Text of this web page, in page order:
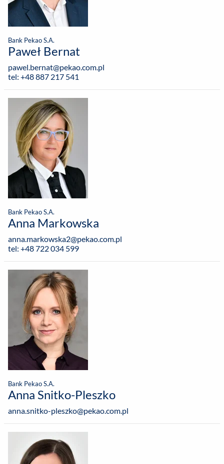
Bank Pekao S.A.
Paweł Bernat
pawel.bernat@pekao.com.pl
tel: +48 887 217 541
Bank Pekao S.A.
Anna Markowska
anna.markowska2@pekao.com.pl
tel: +48 722 034 599
Bank Pekao S.A.
Anna Snitko-Pleszko
anna.snitko-pleszko@pekao.com.pl